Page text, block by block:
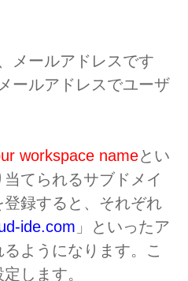
メールアドレスです
ールアドレスでユーザ
workspace nameとい
てられるサブドメイ
録すると、それぞれ
ide.com 」といったア
ようになります。こ
します。